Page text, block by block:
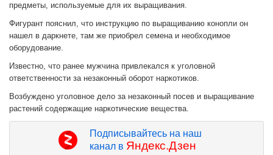
предметы, используемые для их выращивания.
Фигурант пояснил, что инструкцию по выращиванию конопли он
нашел в даркнете, там же приобрел семена и необходимое
оборудование.
Известно, что ранее мужчина привлекался к уголовной
ответственности за незаконный оборот наркотиков.
Возбуждено уголовное дело за незаконный посев и выращивание
растений содержащие наркотические вещества.
Подписывайтесь на наш
канал в Яндекс.Дзен